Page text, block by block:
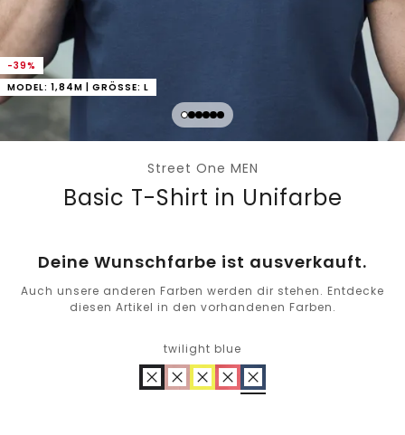
-39%
MODEL: 1,84M | GRÖSSE: L
Street One MEN
Basic T-Shirt in Unifarbe
Deine Wunschfarbe ist ausverkauft.
Auch unsere anderen Farben werden dir stehen. Entdecke
diesen Artikel in den vorhandenen Farben.
twilight blue